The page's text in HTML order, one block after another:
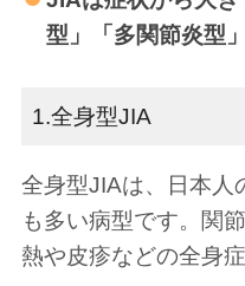
型」「多関節炎型
1.全身型JIA
全身型JIAは、日本人
も多い病型です。関
熱や皮疹などの全身